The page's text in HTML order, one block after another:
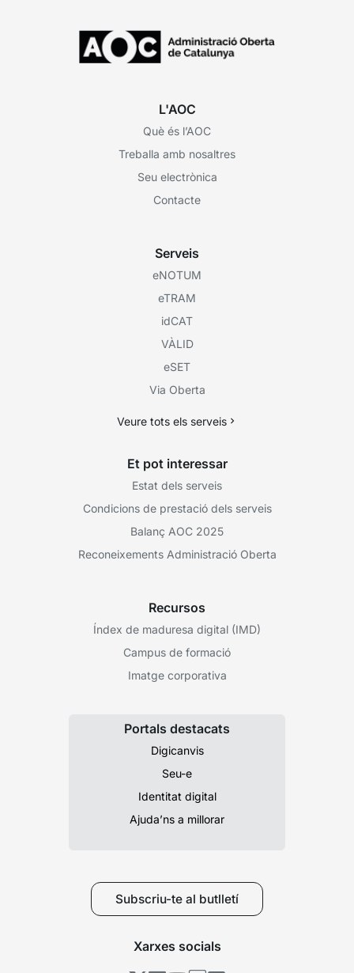
L'AOC
Què és l’AOC
Treballa amb nosaltres
Seu electrònica
Contacte
Serveis
eNOTUM
eTRAM
idCAT
VÀLID
eSET
Via Oberta
Veure tots els serveis
Et pot interessar
Estat dels serveis
Condicions de prestació dels serveis
Balanç AOC 2025
Reconeixements Administració Oberta
Recursos
Índex de maduresa digital (IMD)
Campus de formació
Imatge corporativa
Portals destacats
Digicanvis
Seu-e
Identitat digital
Ajuda’ns a millorar
Subscriu-te al butlletí
Xarxes socials